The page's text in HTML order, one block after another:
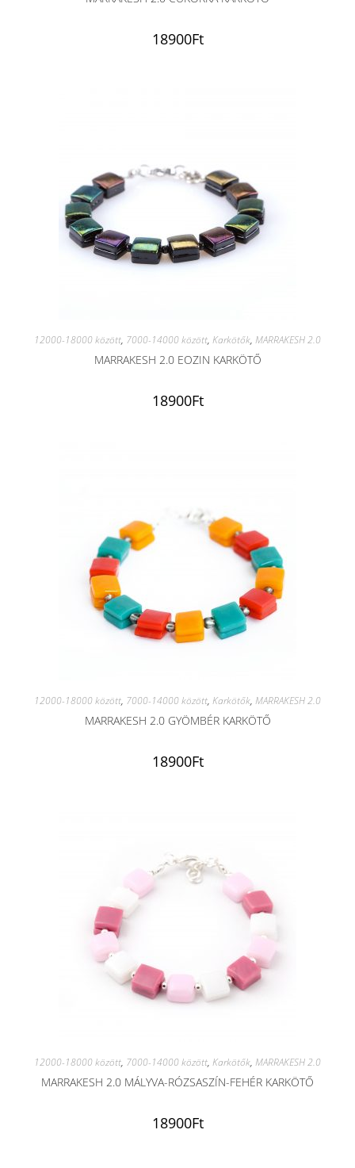
18900Ft
12000-18000 között, 7000-14000 között, Karkötők, MARRAKESH 2.0
MARRAKESH 2.0 EOZIN KARKÖTŐ
18900Ft
12000-18000 között, 7000-14000 között, Karkötők, MARRAKESH 2.0
MARRAKESH 2.0 GYÖMBÉR KARKÖTŐ
18900Ft
12000-18000 között, 7000-14000 között, Karkötők, MARRAKESH 2.0
MARRAKESH 2.0 MÁLYVA-RÓZSASZÍN-FEHÉR KARKÖTŐ
18900Ft